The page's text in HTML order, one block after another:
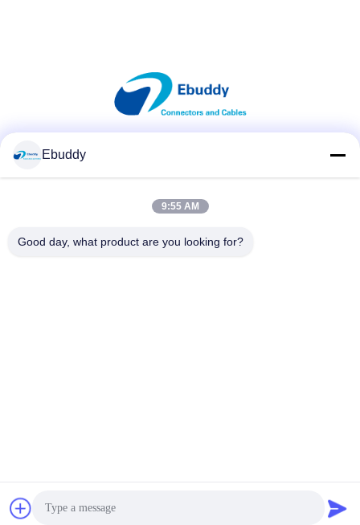
Cina Buona qualità Connettori di cavo circolari Fornitore. 2017-
2026 Ebuddy Technology Co.,Limited Tutti i diritti riservati.
Ebuddy
9:55 AM
Good day, what product are you looking for?